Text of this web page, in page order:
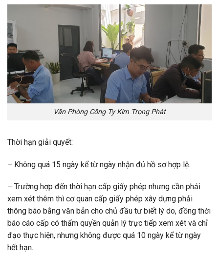
Văn Phòng Công Ty Kim Trọng Phát
Thời hạn giải quyết:
– Không quá 15 ngày kể từ ngày nhận đủ hồ sơ hợp lệ.
– Trường hợp đến thời hạn cấp giấy phép nhưng cần phải
xem xét thêm thì cơ quan cấp giấy phép xây dựng phải
thông báo bằng văn bản cho chủ đầu tư biết lý do, đồng thời
báo cáo cấp có thẩm quyền quản lý trực tiếp xem xét và chỉ
đạo thực hiện, nhưng không được quá 10 ngày kể từ ngày
hết hạn.